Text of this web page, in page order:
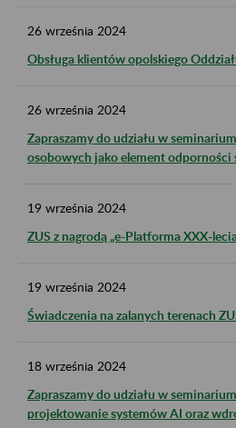
26 września 2024
Obsługa klientów opolskiego
26 września 2024
Zapraszamy do udziału w
osobowych jako element odporności
19 września 2024
ZUS z nagrodą „e-Platforma XXX-
19 września 2024
Świadczenia na zalanych terenach
18 września 2024
Zapraszamy do udziału w
projektowanie systemów AI oraz